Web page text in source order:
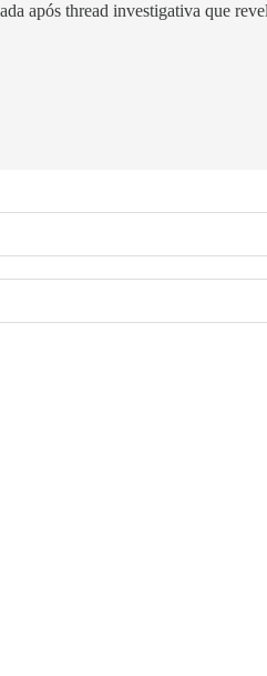
após thread investigativa que